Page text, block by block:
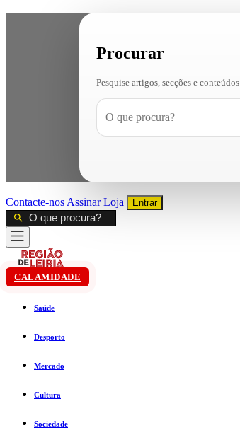
Procurar
Pesquise artigos, secções e conteúdos
Contacte-nos AssinarLoja Entrar
CALAMIDADE
Saúde
Desporto
Mercado
Cultura
Sociedade